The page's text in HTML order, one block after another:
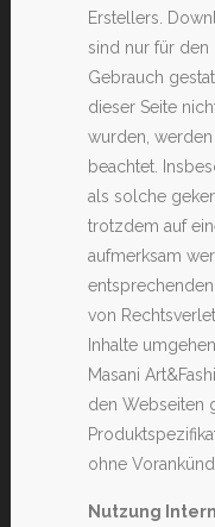
Erstellers.
sind nur für den
Gebrauch
dieser Seite
wurden,
beachtet.
als solche
trotzdem auf
aufmerksam
von
Inhalte
Masani
den Webseiten
ohne
Nutzung